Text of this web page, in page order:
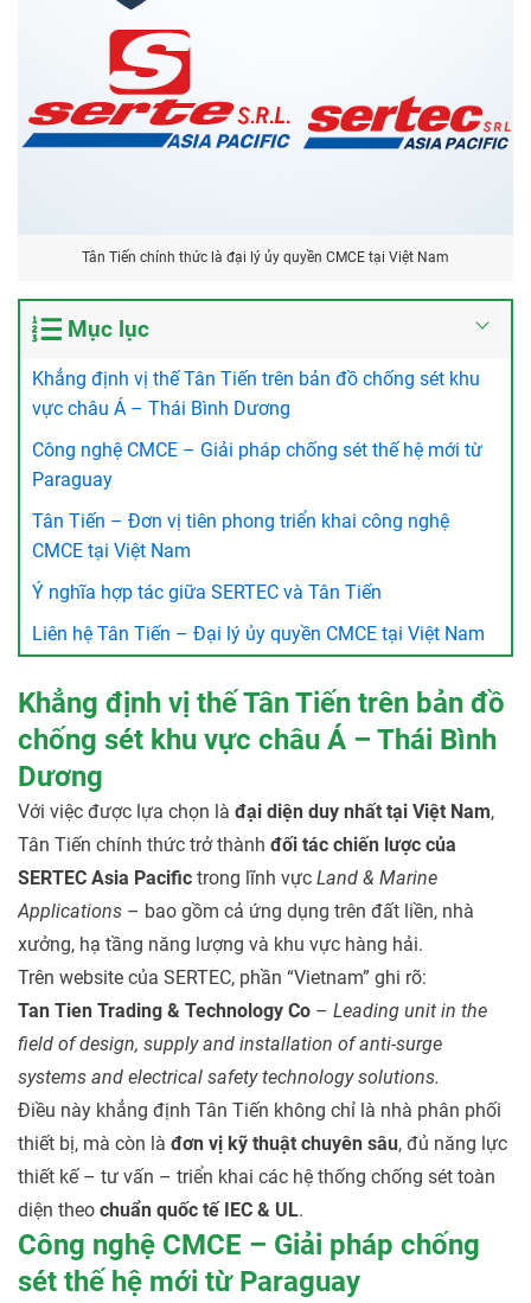
Tân Tiến chính thức là đại lý ủy quyền CMCE tại Việt Nam
Mục lục
Khẳng định vị thế Tân Tiến trên bản đồ chống sét khu
vực châu Á – Thái Bình Dương
Công nghệ CMCE – Giải pháp chống sét thế hệ mới từ
Paraguay
Tân Tiến – Đơn vị tiên phong triển khai công nghệ
CMCE tại Việt Nam
Ý nghĩa hợp tác giữa SERTEC và Tân Tiến
Liên hệ Tân Tiến – Đại lý ủy quyền CMCE tại Việt Nam
Khẳng định vị thế Tân Tiến trên bản đồ
chống sét khu vực châu Á – Thái Bình
Dương
Với việc được lựa chọn là đại diện duy nhất tại Việt Nam,
Tân Tiến chính thức trở thành đối tác chiến lược của
SERTEC Asia Pacific trong lĩnh vực Land & Marine
Applications – bao gồm cả ứng dụng trên đất liền, nhà
xưởng, hạ tầng năng lượng và khu vực hàng hải.
Trên website của SERTEC, phần “Vietnam” ghi rõ:
Tan Tien Trading & Technology Co – Leading unit in the
field of design, supply and installation of anti-surge
systems and electrical safety technology solutions.
Điều này khẳng định Tân Tiến không chỉ là nhà phân phối
thiết bị, mà còn là đơn vị kỹ thuật chuyên sâu, đủ năng lực
thiết kế – tư vấn – triển khai các hệ thống chống sét toàn
diện theo chuẩn quốc tế IEC & UL.
Công nghệ CMCE – Giải pháp chống
sét thế hệ mới từ Paraguay